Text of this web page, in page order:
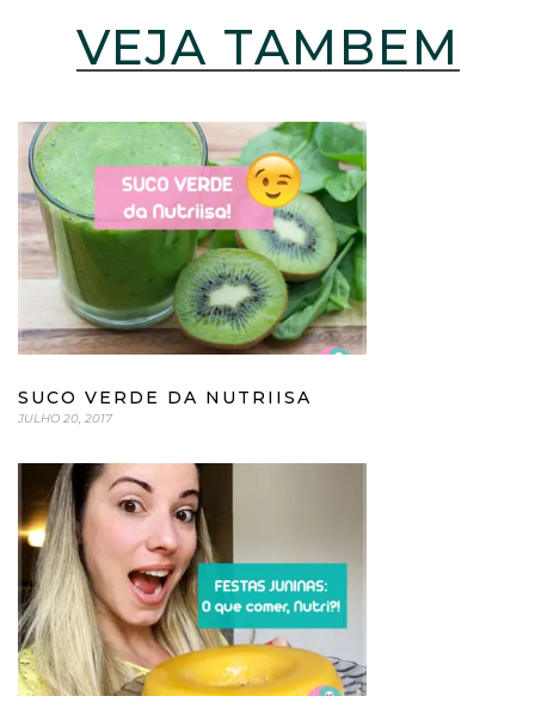
VEJA TAMBÉM
SUCO VERDE DA NUTRIISA
JULHO 20, 2017